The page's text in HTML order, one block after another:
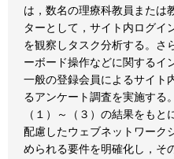
は，数名の理療科教員または
ターとして，サイト内ログイ
を観察しタスク分析する。さ
ーボード操作などに関するイ
一般の登録会員によるサイト
るアンケート調査を実施する。
（１）～（３）の結果をも
配慮したウェブネットワーク
められる要件を明確化し，そ